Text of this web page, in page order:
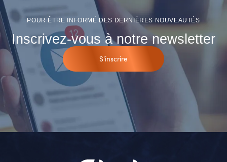
POUR ÊTRE INFORMÉ DES DERNIÈRES NOUVEAUTÉS
Inscrivez-vous à notre newsletter
S'inscrire